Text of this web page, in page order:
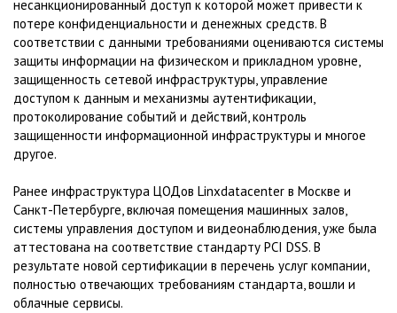
несанкционированный доступ к которой может привести к
потере конфиденциальности и денежных средств. В
соответствии с данными требованиями оцениваются системы
защиты информации на физическом и прикладном уровне,
защищенность сетевой инфраструктуры, управление
доступом к данным и механизмы аутентификации,
протоколирование событий и действий, контроль
защищенности информационной инфраструктуры и многое
другое.
Ранее инфраструктура ЦОДов Linxdatacenter в Москве и
Санкт-Петербурге, включая помещения машинных залов,
системы управления доступом и видеонаблюдения, уже была
аттестована на соответствие стандарту PCI DSS. В
результате новой сертификации в перечень услуг компании,
полностью отвечающих требованиям стандарта, вошли и
облачные сервисы.